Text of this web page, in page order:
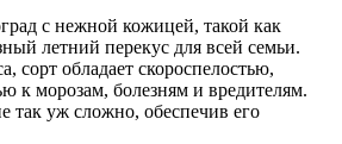
с нежной кожицей, такой как
летний перекус для всей семьи.
сорт обладает скороспелостью,
к морозам, болезням и вредителям.
так уж сложно, обеспечив его